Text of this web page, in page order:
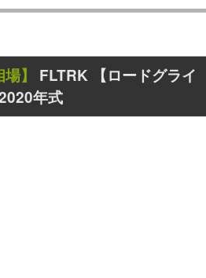
】
FLTRK 【ロードグライ
年式